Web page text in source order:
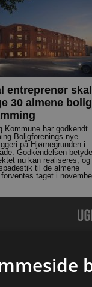
entreprenør skal
30 almene
Kommune har godkendt
Boligforenings nye
på Hjørnegrunden i
Godkendelsen
nu kan realiseres, og
til de almene
forventes taget i